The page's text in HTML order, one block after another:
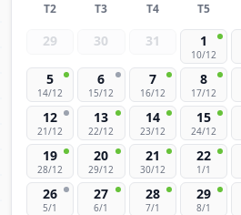
T2 T3 T4 T5
29 30 31 1
10/12
5
14/12
6
15/12
7
16/12
8
17/12
12
21/12
13
22/12
14
23/12
15
24/12
19
28/12
20
29/12
21
30/12
22
1/1
26
5/1
27
6/1
28
7/1
29
8/1